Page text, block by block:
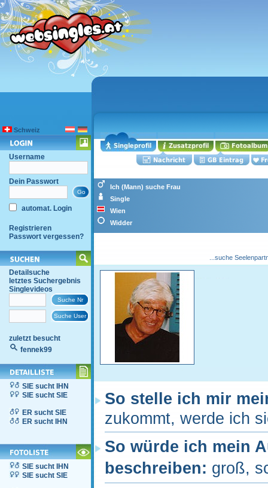
Schweiz
Username
Dein Passwort
automat. Login
Registrieren
Passwort vergessen?
Detailsuche
letztes Suchergebnis
Singlevideos
zuletzt besucht
fennek99
SIE sucht IHN
SIE sucht SIE
ER sucht SIE
ER sucht IHN
SIE sucht IHN
SIE sucht SIE
Ich (Mann) suche Frau
Single
Wien
Widder
...suche
So stelle ich mir
zukommt, werde ich
So würde ich mein
beschreiben: groß,